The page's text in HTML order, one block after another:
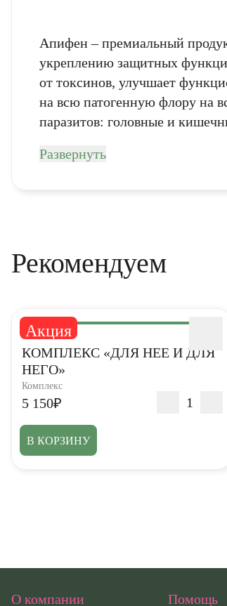
Апифен – премиальный
укреплению защитных
от токсинов, улучшает
на всю патогенную флору на
паразитов: головные и
Развернуть
Рекомендуем
Акция
5,0
КОМПЛЕКС «ДЛЯ НЕЕ И ДЛЯ
НЕГО»
Комплекс
5 150₽
В КОРЗИНУ
О компании Помощь